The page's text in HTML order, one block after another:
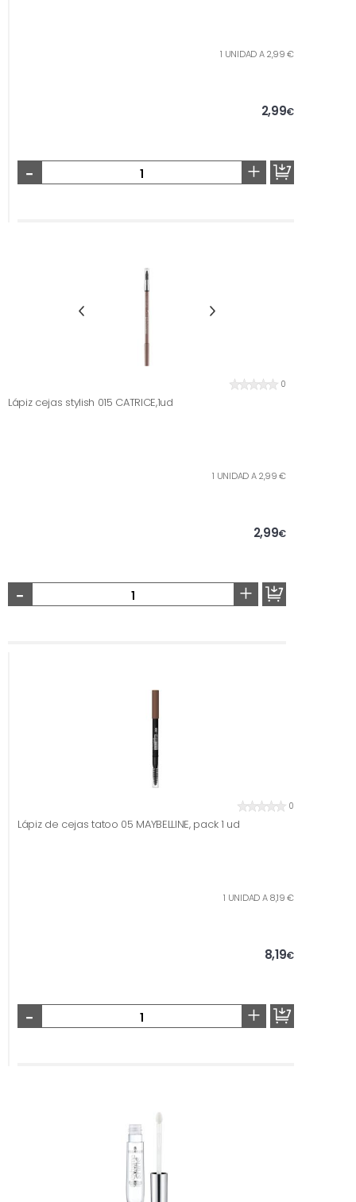
1 UNIDAD A 2,99 €
2,99€
- +
0
Lápiz cejas stylish 015 CATRICE,1ud
1 UNIDAD A 2,99 €
2,99€
- +
0
Lápiz de cejas tatoo 05 MAYBELLINE, pack 1 ud
1 UNIDAD A 8,19 €
8,19€
- +